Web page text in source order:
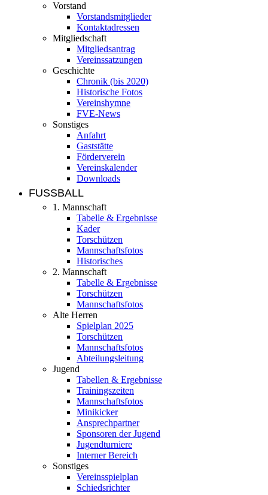
Vorstand
Vorstandsmitglieder
Kontaktadressen
Mitgliedschaft
Mitgliedsantrag
Vereinssatzungen
Geschichte
Chronik (bis 2020)
Historische Fotos
Vereinshymne
FVE-News
Sonstiges
Anfahrt
Gaststätte
Förderverein
Vereinskalender
Downloads
FUSSBALL
1. Mannschaft
Tabelle & Ergebnisse
Kader
Torschützen
Mannschaftsfotos
Historisches
2. Mannschaft
Tabelle & Ergebnisse
Torschützen
Mannschaftsfotos
Alte Herren
Spielplan 2025
Torschützen
Mannschaftsfotos
Abteilungsleitung
Jugend
Tabellen & Ergebnisse
Trainingszeiten
Mannschaftsfotos
Minikicker
Ansprechpartner
Sponsoren der Jugend
Jugendturniere
Interner Bereich
Sonstiges
Vereinsspielplan
Schiedsrichter